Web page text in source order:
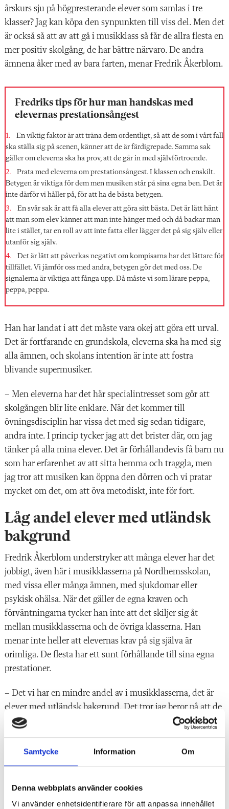
Samtycke Information Om
Denna webbplats använder cookies
Vi använder enhetsidentifierare för att anpassa innehållet
årskurs sju på högpresterande elever som samlas i tre
klasser? Jag kan köpa den synpunkten till viss del. Men det
är också så att av att gå i musikklass så får de allra flesta en
mer positiv skolgång, de har bättre närvaro. De andra
ämnena åker med av bara farten, menar Fredrik Åkerblom.
Fredriks tips för hur man handskas med
elevernas prestations­ångest
En viktig faktor är att träna dem ordentligt, så att de som i vårt fall
ska ställa sig på scenen, känner att de är färdigrepade. Samma sak
gäller om eleverna ska ha prov, att de går in med självförtroende.
Prata med eleverna om prestationsångest. I klassen och enskilt.
Betygen är viktiga för dem men musiken står på sina egna ben. Det är
inte därför vi håller på, för att ha de bästa betygen.
En svår sak är att få alla elever att göra sitt bästa. Det är lätt hänt
att man som elev känner att man inte hänger med och då backar man
lite i stället, tar en roll av att inte fatta eller lägger det på sig själv eller
utanför sig själv.
Det är lätt att påverkas negativt om kompisarna har det lättare för
tillfället. Vi jämför oss med andra, betygen gör det med oss. De
signalerna är viktiga att fånga upp. Då måste vi som lärare peppa,
peppa, peppa.
Han har landat i att det måste vara okej att göra ett urval.
Det är fort­farande en grundskola, eleverna ska ha med sig
alla ämnen, och skolans intention är inte att fostra
blivande supermusiker.
– Men eleverna har det här specia­lintresset som gör att
skolgången blir lite enklare. När det kommer till
övningsdisciplin har vissa det med sig sedan tidigare,
andra inte. I princip tycker jag att det brister där, om jag
tänker på alla mina elever. Det är förhållandevis få barn nu
som har erfarenhet av att sitta hemma och traggla, men
jag tror att musiken kan öppna den dörren och vi pratar
mycket om det, om att öva metodiskt, inte för fort.
Låg andel elever med utländsk
bakgrund
Fredrik Åkerblom understryker att många elever har det
jobbigt, även här i musikklasserna på Nordhemsskolan,
med vissa eller många ämnen, med sjukdomar eller
psykisk ohälsa. När det gäller de egna kraven och
förväntningarna tycker han inte att det skiljer sig åt
mellan musikklasserna och de övriga klasserna. Han
menar inte heller att elevernas krav på sig själva är
orimliga. De flesta har ett sunt förhållande till sina egna
prestationer.
– Det vi har en mindre andel av i musikklasserna, det är
elever med utländsk bakgrund. Det tror jag beror på att de
föräldrarna inte är inne på det här spåret. Eleverna har inte
hoppas att det ska ändras på sikt.